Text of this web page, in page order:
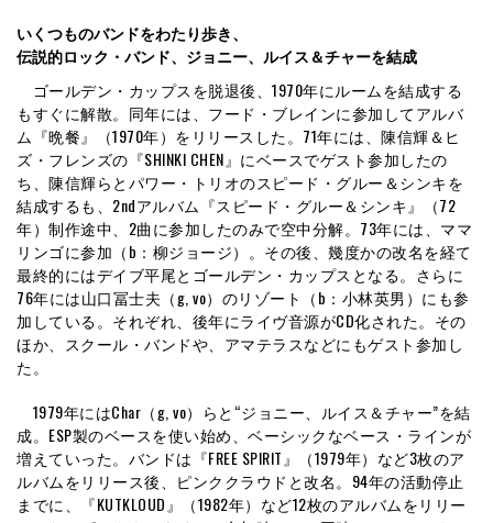
いくつものバンドをわたり歩き、
伝説的ロック・バンド、ジョニー、ルイス＆チャーを結成
ゴールデン・カップスを脱退後、1970年にルームを結成する
もすぐに解散。同年には、フード・ブレインに参加してアルバ
ム『晩餐』（1970年）をリリースした。71年には、陳信輝＆ヒ
ズ・フレンズの『SHINKI CHEN』にベースでゲスト参加したの
ち、陳信輝らとパワー・トリオのスピード・グルー＆シンキを
結成するも、2ndアルバム『スピード・グルー＆シンキ』（72
年）制作途中、2曲に参加したのみで空中分解。73年には、ママ
リンゴに参加（b：柳ジョージ）。その後、幾度かの改名を経て
最終的にはデイブ平尾とゴールデン・カップスとなる。さらに
76年には山口冨士夫（g, vo）のリゾート（b：小林英男）にも参
加している。それぞれ、後年にライヴ音源がCD化された。その
ほか、スクール・バンドや、アマテラスなどにもゲスト参加し
た。
1979年にはChar（g, vo）らと“ジョニー、ルイス＆チャー”を結
成。ESP製のベースを使い始め、ベーシックなベース・ラインが
増えていった。バンドは『FREE SPIRIT』（1979年）など3枚のア
ルバムをリリース後、ピンククラウドと改名。94年の活動停止
までに、『KUTKLOUD』（1982年）など12枚のアルバムをリリー